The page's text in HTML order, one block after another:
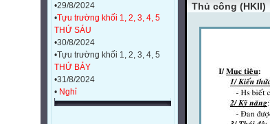
•29/8/2024
•Tựu trường khối 1, 2, 3, 4, 5
THỨ SÁU
•30/8/2024
•Tựu trường khối 1, 2, 3, 4, 5
THỨ BẢY
•31/8/2024
• Nghỉ
Thủ công (HKII)